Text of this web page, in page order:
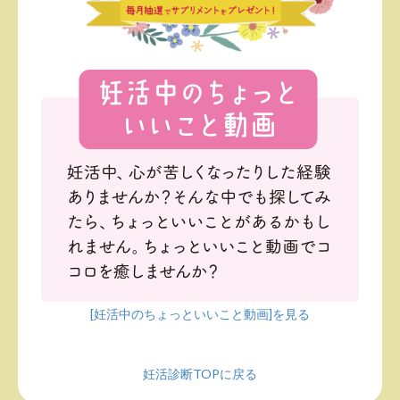
[妊活中のちょっといいこと動画]を見る
妊活診断TOPに戻る